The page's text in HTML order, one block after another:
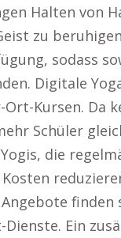
Halten von
zu
sodass
Digitale
Kursen. Da
Schüler
die
finden
Ein